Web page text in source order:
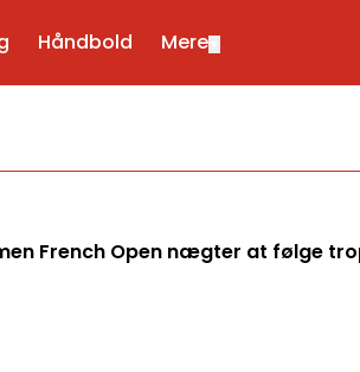
Håndbold Mere
French Open nægter at følge